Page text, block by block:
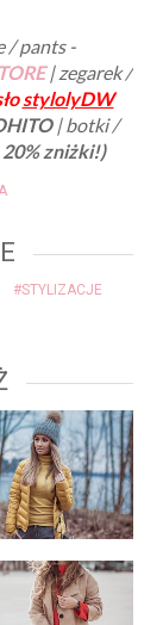
/ pants -
| zegarek /
stylolyDW
| botki /
zniżki!)
#STYLIZACJE